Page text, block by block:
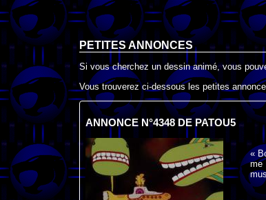
PETITES ANNONCES
Si vous cherchez un dessin animé, vous
Vous trouverez ci-dessous les petites
ANNONCE N°4348 DE PATOU5
«
me